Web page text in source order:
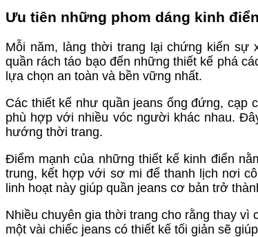
Ưu tiên những phom dáng kinh
Mỗi năm, làng thời trang lại chứng kiến sự
quần rách táo bạo đến những thiết kế phá
lựa chọn an toàn và bền vững nhất.
Các thiết kế như quần jeans ống đứng, cạp
phù hợp với nhiều vóc người khác nhau.
hướng thời trang.
Điểm mạnh của những thiết kế kinh điển
trung, kết hợp với sơ mi để thanh lịch nơi
linh hoạt này giúp quần jeans cơ bản trở
Nhiều chuyên gia thời trang cho rằng thay
một vài chiếc jeans có thiết kế tối giản sẽ